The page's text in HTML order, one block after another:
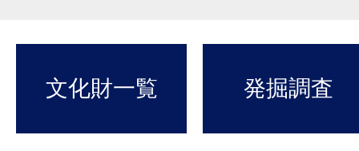
文化財一覧 発掘調査